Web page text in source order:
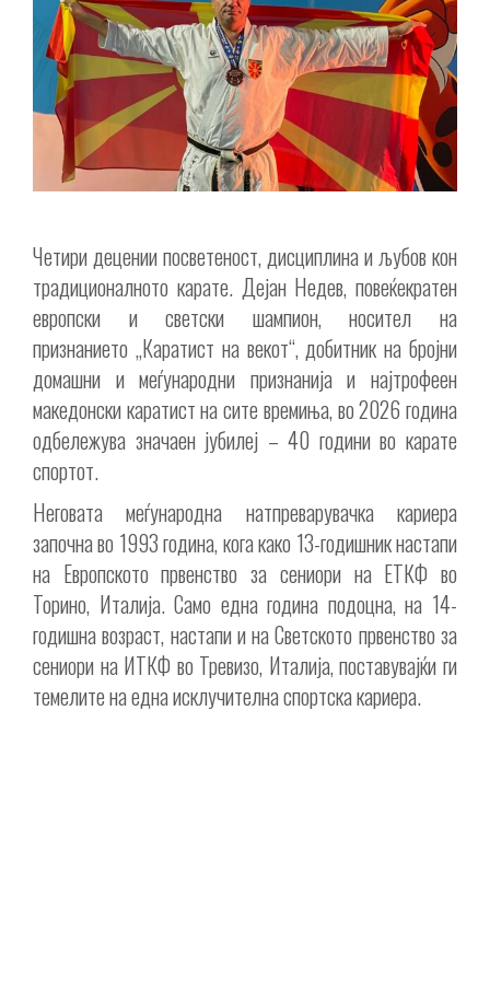
Четири децении посветеност, дисциплина и љубов кон
традиционалното карате. Дејан Недев, повеќекратен
европски и светски шампион, носител на
признанието „Каратист на векот“, добитник на бројни
домашни и меѓународни признанија и најтрофеен
македонски каратист на сите времиња, во 2026 година
одбележува значаен јубилеј – 40 години во карате
спортот.
Неговата меѓународна натпреварувачка кариера
започна во 1993 година, кога како 13-годишник настапи
на Европското првенство за сениори на ЕТКФ во
Торино, Италија. Само една година подоцна, на 14-
годишна возраст, настапи и на Светското првенство за
сениори на ИТКФ во Тревизо, Италија, поставувајќи ги
темелите на една исклучителна спортска кариера.